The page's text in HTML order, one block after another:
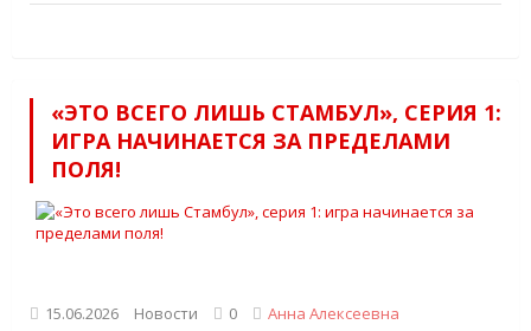
«ЭТО ВСЕГО ЛИШЬ СТАМБУЛ», СЕРИЯ 1:
ИГРА НАЧИНАЕТСЯ ЗА ПРЕДЕЛАМИ
ПОЛЯ!
15.06.2026 Новости 0 Анна Алексеевна